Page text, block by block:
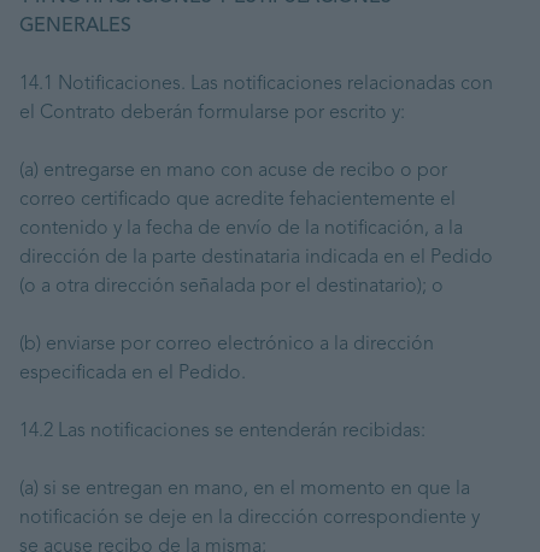
GENERALES
14.1 Notificaciones. Las notificaciones relacionadas con
el Contrato deberán formularse por escrito y:
(a) entregarse en mano con acuse de recibo o por
correo certificado que acredite fehacientemente el
contenido y la fecha de envío de la notificación, a la
dirección de la parte destinataria indicada en el Pedido
(o a otra dirección señalada por el destinatario); o
(b) enviarse por correo electrónico a la dirección
especificada en el Pedido.
14.2 Las notificaciones se entenderán recibidas:
(a) si se entregan en mano, en el momento en que la
notificación se deje en la dirección correspondiente y
se acuse recibo de la misma;